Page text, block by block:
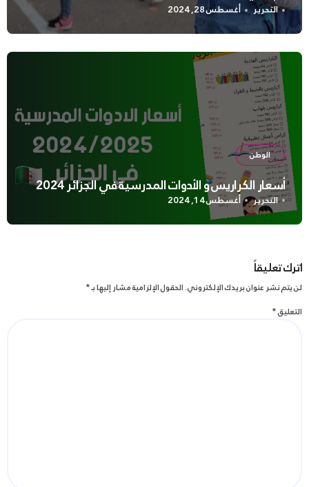
التحرير أغسطس 28, 2024
الوطن
أسعار الكراريس و الأدوات المدرسية في الجزائر 2024
التحرير أغسطس 14, 2024
اترك تعليقاً
لن يتم نشر عنوان بريدك الإلكتروني.الحقول الإلزامية مشار إليها بـ*
التعليق*